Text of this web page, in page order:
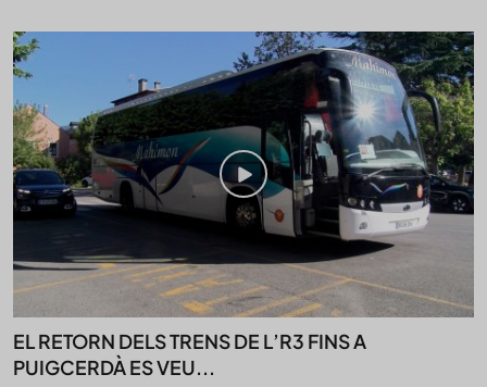
EL RETORN DELS TRENS DE L’R3 FINS A
PUIGCERDÀ ES VEU...